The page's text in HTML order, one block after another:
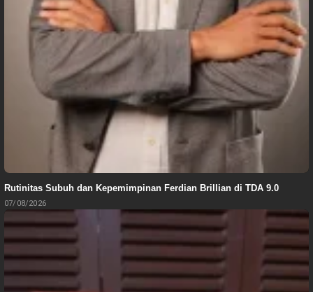
Rutinitas Subuh dan Kepemimpinan Ferdian Brillian di TDA 9.0
07/08/2026